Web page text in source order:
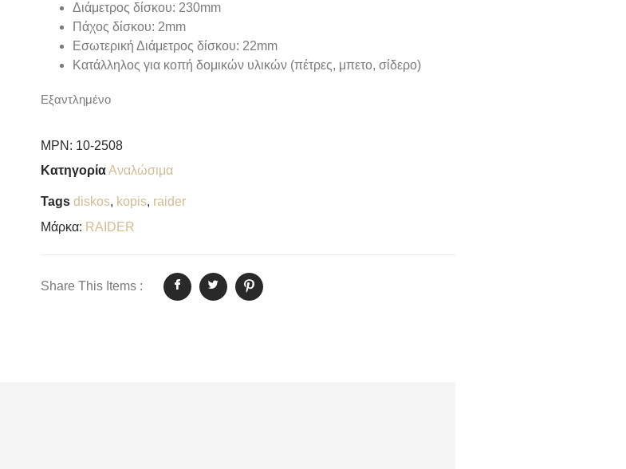
Διάμετρος δίσκου: 230mm
Πάχος δίσκου: 2mm
Εσωτερική Διάμετρος δίσκου: 22mm
Κατάλληλος για κοπή δομικών υλικών (πέτρες, μπετο, σίδερο)
Εξαντλημένο
MPN: 10-2508
ΚατηγορίαΑναλώσιμα
Tags diskos, kopis, raider
Μάρκα: RAIDER
Share This Items :